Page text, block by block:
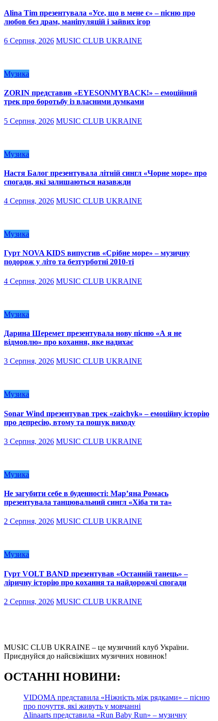
Alina Tim презентувала «Усе, що в мене є» – пісню про
любов без драм, маніпуляцій і зайвих ігор
6 Серпня, 2026 MUSIC CLUB UKRAINE
Музика
ZORIN представив «EYESONMYBACK!» – емоційний
трек про боротьбу із власними думками
5 Серпня, 2026 MUSIC CLUB UKRAINE
Музика
Настя Балог презентувала літній сингл «Чорне море» про
спогади, які залишаються назавжди
4 Серпня, 2026 MUSIC CLUB UKRAINE
Музика
Гурт NOVA KIDS випустив «Срібне море» – музичну
подорож у літо та безтурботні 2010-ті
4 Серпня, 2026 MUSIC CLUB UKRAINE
Музика
Дарина Шеремет презентувала нову пісню «А я не
відмовлю» про кохання, яке надихає
3 Серпня, 2026 MUSIC CLUB UKRAINE
Музика
Sonar Wind презентував трек «zaichyk» – емоційну історію
про депресію, втому та пошук виходу
3 Серпня, 2026 MUSIC CLUB UKRAINE
Музика
Не загубити себе в буденності: Мар’яна Ромась
презентувала танцювальний сингл «Хіба ти та»
2 Серпня, 2026 MUSIC CLUB UKRAINE
Музика
Гурт VOLT BAND презентував «Останній танець» –
ліричну історію про кохання та найдорожчі спогади
2 Серпня, 2026 MUSIC CLUB UKRAINE
MUSIC CLUB UKRAINE – це музичний клуб України.
Приєднуйся до найсвіжіших музичних новинок!
ОСТАННІ НОВИНИ:
VIDOMA представила «Ніжність між рядками» – пісню
про почуття, які живуть у мовчанні
Alinaarts представила «Run Baby Run» – музичну